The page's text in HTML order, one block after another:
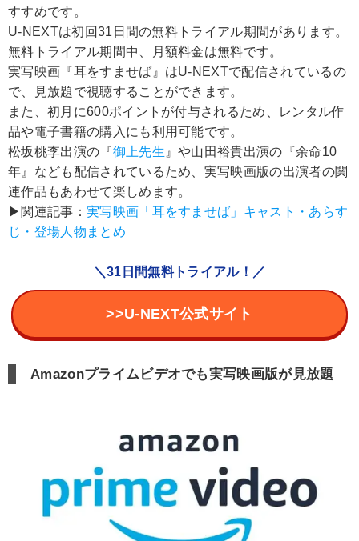
すすめです。
U-NEXTは初回31日間の無料トライアル期間があります。
無料トライアル期間中、月額料金は無料です。
実写映画『耳をすませば』はU-NEXTで配信されているの
で、見放題で視聴することができます。
また、初月に600ポイントが付与されるため、レンタル作
品や電子書籍の購入にも利用可能です。
松坂桃李出演の『御上先生 』や山田裕貴出演の『余命10
年』なども配信されているため、実写映画版の出演者の関
連作品もあわせて楽しめます。
▶︎関連記事： 実写映画「耳をすませば」キャスト・あらす
じ・登場人物まとめ
＼31日間無料トライアル！／
>>U-NEXT公式サイト
Amazonプライムビデオでも実写映画版が見放題